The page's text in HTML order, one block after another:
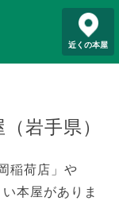
近くの本屋
岩手県）
稲荷店」や
本屋がありま